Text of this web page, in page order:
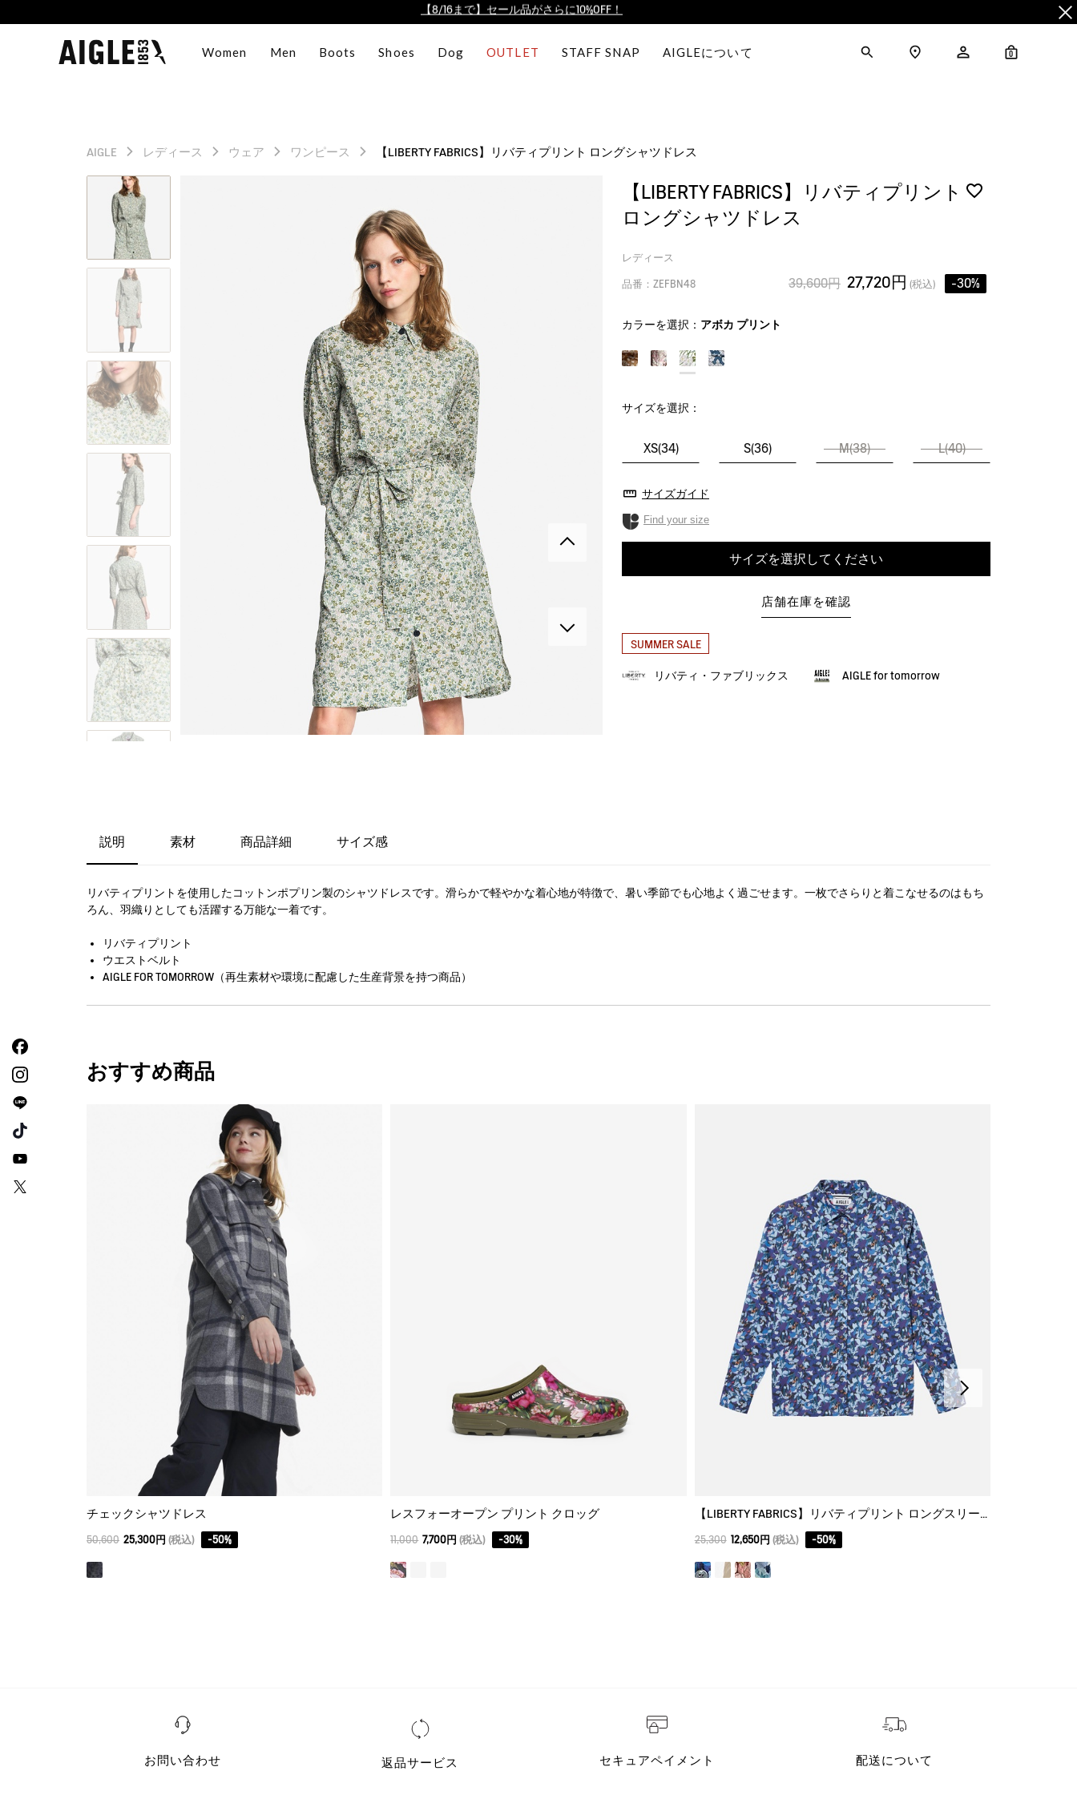
【最大50%OFF】FINAL SALEがスタート！
AIGLE CLUB ポイントサービス終了のお知らせ
AIGLE CLUB ポイントサービス終了のお知らせ
Women Men Boots Shoes Dog OUTLET STAFF SNAP AIGLEについて 0
AIGLE レディース ウェア ワンピース 【LIBERTY FABRICS】リバティプリント ロングシャツドレス
【LIBERTY FABRICS】リバティプリント
ロングシャツドレス
レディース
品番：ZEFBN48 39,600円 27,720円 (税込) -30%
カラーを選択： アボカ プリント
サイズを選択：
XS(34) S(36) M(38) L(40)
サイズガイド
Find your size
サイズを選択してください
店舗在庫を確認
SUMMER SALE
リバティ・ファブリックス AIGLE for tomorrow
説明 素材 商品詳細 サイズ感
リバティプリントを使用したコットンポプリン製のシャツドレスです。滑らかで軽やかな着心地が特徴で、暑い季節でも心地よく過ごせます。一枚でさらりと着こなせるのはもち
ろん、羽織りとしても活躍する万能な一着です。
リバティプリント
ウエストベルト
AIGLE FOR TOMORROW（再生素材や環境に配慮した生産背景を持つ商品）
おすすめ商品
チェックシャツドレス
50,600 25,300円 (税込) -50%
レスフォーオープン プリント クロッグ
11,000 7,700円 (税込) -30%
【LIBERTY FABRICS】リバティプリント ロングスリーブシャツ
25,300 12,650円 (税込) -50%
お問い合わせ 返品サービス セキュアペイメント 配送について